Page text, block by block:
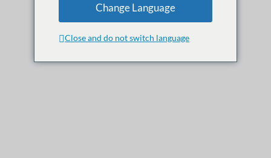
English
Change Language
Close and do not switch language